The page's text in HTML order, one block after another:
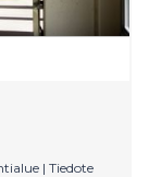
| Tiedote